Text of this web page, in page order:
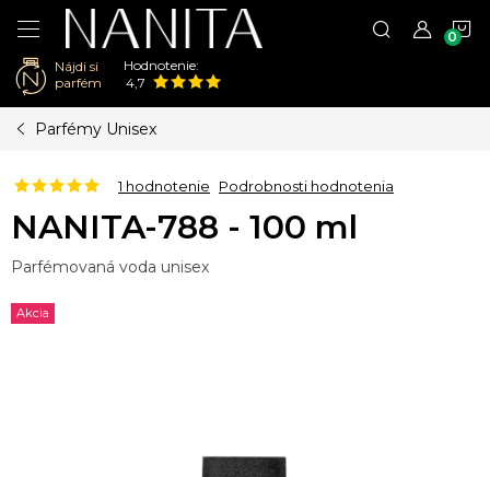
Nájdi si
parfém
Hodnotenie:
4,7
Parfémy Unisex
1 hodnotenie Podrobnosti hodnotenia
NANITA-788 - 100 ml
Parfémovaná voda unisex
Akcia